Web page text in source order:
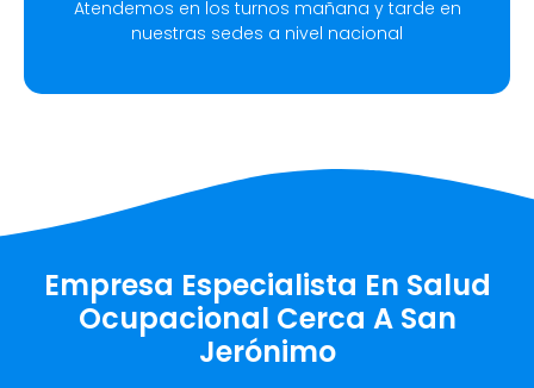
Atendemos en los turnos mañana y tarde en
nuestras sedes a nivel nacional
Empresa Especialista En Salud
Ocupacional Cerca A San
Jerónimo